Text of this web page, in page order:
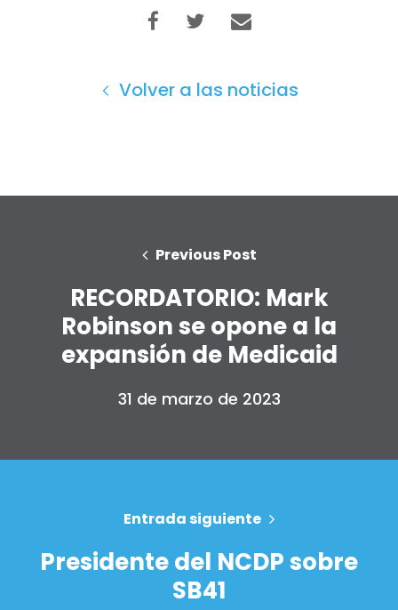
Inicio
Shop
Trabaja con nosotros
Donar
Volver a las noticias
Previous Post
RECORDATORIO: Mark
Robinson se opone a la
expansión de Medicaid
31 de marzo de 2023
Entrada siguiente
Presidente del NCDP sobre
SB41